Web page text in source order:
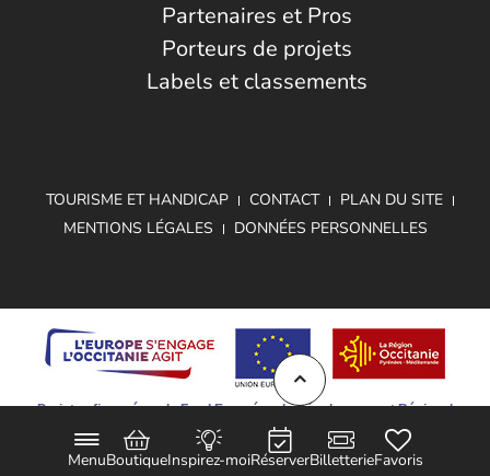
MenuBoutiqueInspirez-moiRéserverBilletterieFavoris
Partenaires et Pros
Porteurs de projets
Labels et classements
TOURISME ET HANDICAP CONTACT
PLAN DU SITE
MENTIONS LÉGALES
DONNÉES PERSONNELLES
Projet cofinancé par le Fond Européen de Développement Régional